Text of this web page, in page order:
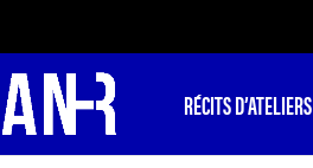
RÉCITS D’ATELIERS